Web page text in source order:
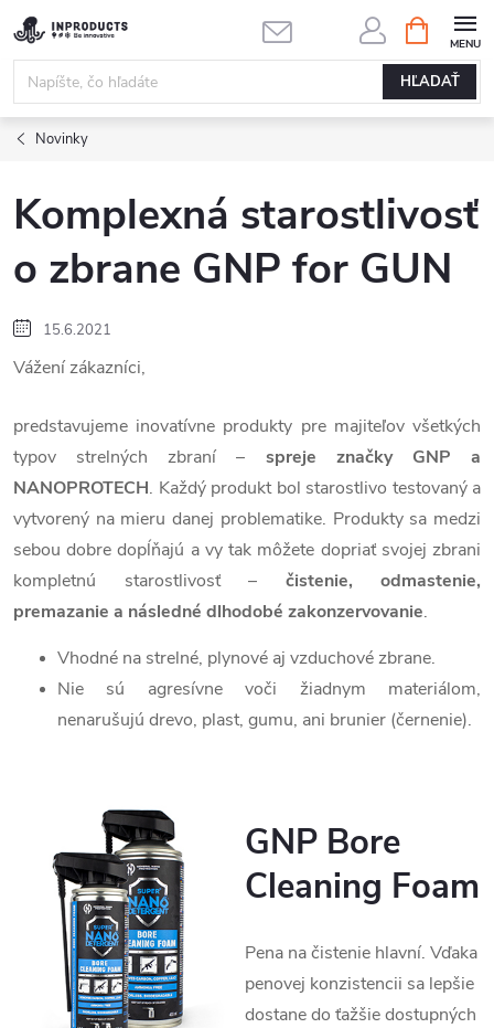
Prejsť
na
obsah
HĽADAŤ
KOŠÍK
Novinky
Komplexná starostlivosť
o zbrane GNP for GUN
15.6.2021
Vážení zákazníci,
predstavujeme inovatívne produkty pre majiteľov všetkých
typov strelných zbraní – spreje značky GNP a
NANOPROTECH. Každý produkt bol starostlivo testovaný a
vytvorený na mieru danej problematike. Produkty sa medzi
sebou dobre dopĺňajú a vy tak môžete dopriať svojej zbrani
kompletnú starostlivosť – čistenie, odmastenie,
premazanie a následné dlhodobé zakonzervovanie.
Vhodné na strelné, plynové aj vzduchové zbrane.
Nie sú agresívne voči žiadnym materiálom,
nenarušujú drevo, plast, gumu, ani brunier (černenie).
GNP Bore
Cleaning Foam
Pena na čistenie hlavní. Vďaka
penovej konzistencii sa lepšie
dostane do ťažšie dostupných